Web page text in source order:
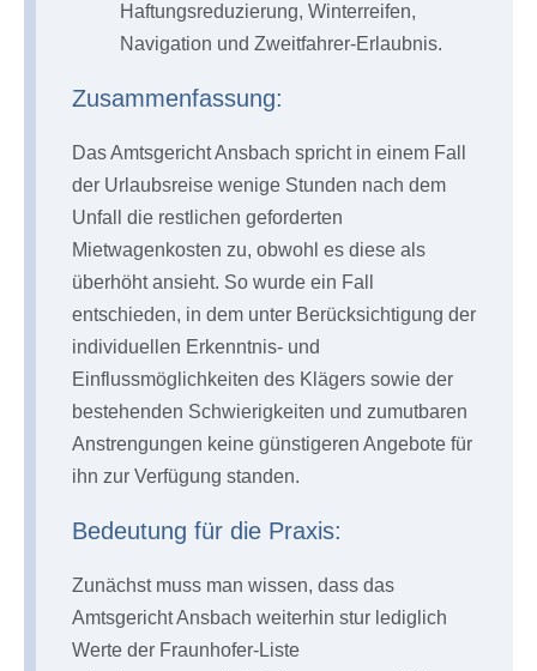
Haftungsreduzierung, Winterreifen,
Navigation und Zweitfahrer-Erlaubnis.
Zusammenfassung:
Das Amtsgericht Ansbach spricht in einem Fall
der Urlaubsreise wenige Stunden nach dem
Unfall die restlichen geforderten
Mietwagenkosten zu, obwohl es diese als
überhöht ansieht. So wurde ein Fall
entschieden, in dem unter Berücksichtigung der
individuellen Erkenntnis- und
Einflussmöglichkeiten des Klägers sowie der
bestehenden Schwierigkeiten und zumutbaren
Anstrengungen keine günstigeren Angebote für
ihn zur Verfügung standen.
Bedeutung für die Praxis:
Zunächst muss man wissen, dass das
Amtsgericht Ansbach weiterhin stur lediglich
Werte der Fraunhofer-Liste